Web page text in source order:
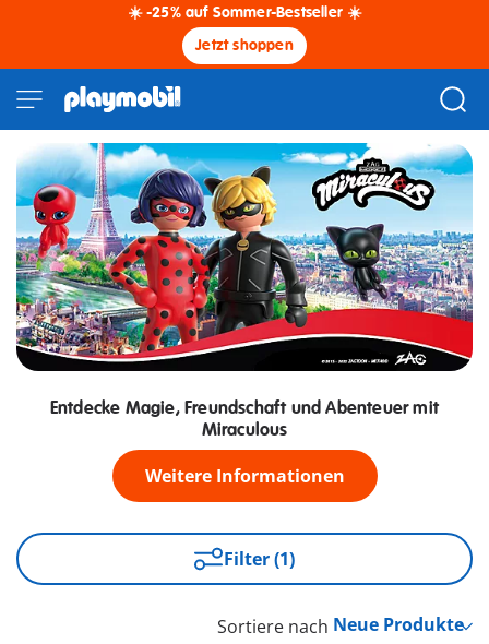
☀️ -25% auf Sommer-Bestseller ☀️
Jetzt shoppen
Entdecke Magie, Freundschaft und Abenteuer mit
Miraculous
Weitere Informationen
Filter (1)
Sortiere nach